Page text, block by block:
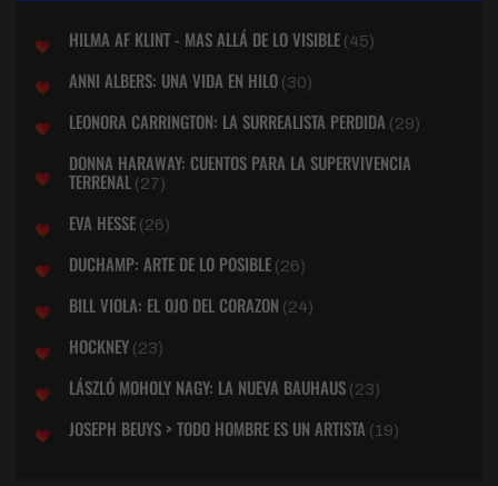
HILMA AF KLINT - MAS ALLÁ DE LO VISIBLE (45)
ANNI ALBERS: UNA VIDA EN HILO (30)
LEONORA CARRINGTON: LA SURREALISTA PERDIDA (29)
DONNA HARAWAY: CUENTOS PARA LA SUPERVIVENCIA
TERRENAL (27)
EVA HESSE (26)
DUCHAMP: ARTE DE LO POSIBLE (26)
BILL VIOLA: EL OJO DEL CORAZON (24)
HOCKNEY (23)
LÁSZLÓ MOHOLY NAGY: LA NUEVA BAUHAUS (23)
JOSEPH BEUYS > TODO HOMBRE ES UN ARTISTA (19)